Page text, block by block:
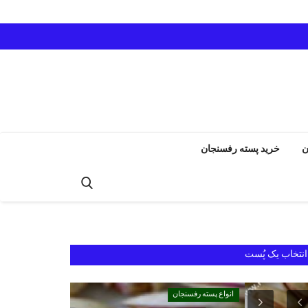
خرید پسته رفسنجان
انتخاب یک پُست
انواع پسته رفسنجان